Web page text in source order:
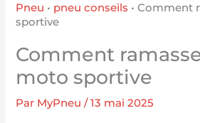
Pneu • pneu conseils •Comment
sportive
Comment
moto sportive
Par MyPneu/13 mai 2025